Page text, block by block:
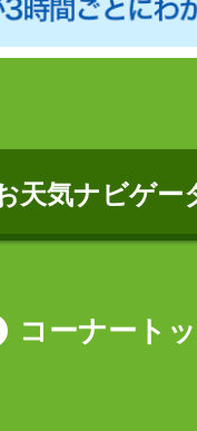
天気ナビゲー
コーナート